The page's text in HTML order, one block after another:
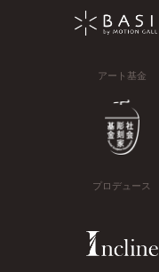
アート基金
プロデュース